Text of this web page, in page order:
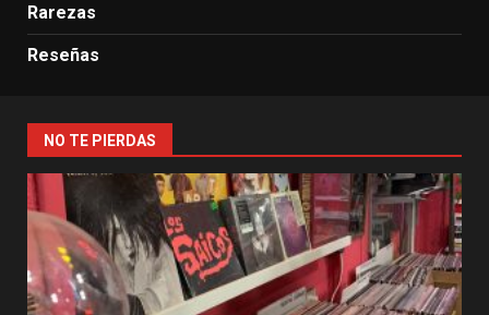
Rarezas
Reseñas
NO TE PIERDAS